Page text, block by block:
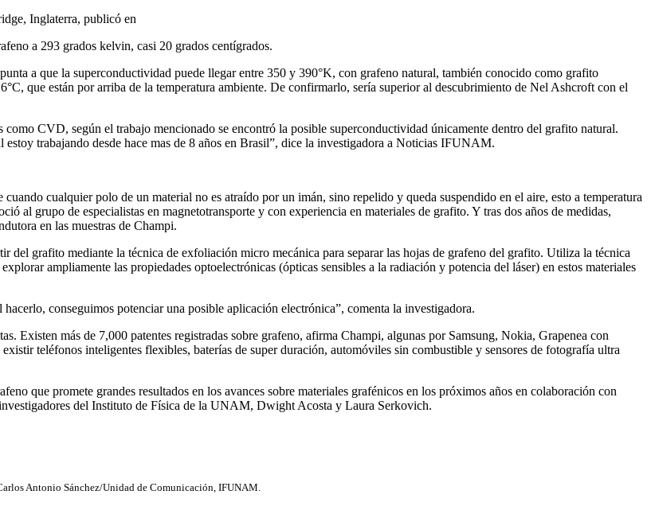
Inglaterra, publicó en
a 293 grados kelvin, casi 20 grados centígrados.
a que la superconductividad puede llegar entre 350 y 390°K, con grafeno natural, también conocido como grafito
que están por arriba de la temperatura ambiente. De confirmarlo, sería superior al descubrimiento de Nel Ashcroft con el
CVD, según el trabajo mencionado se encontró la posible superconductividad únicamente dentro del grafito natural.
trabajando desde hace mas de 8 años en Brasil”, dice la investigadora a Noticias IFUNAM.
cualquier polo de un material no es atraído por un imán, sino repelido y queda suspendido en el aire, esto a temperatura
al grupo de especialistas en magnetotransporte y con experiencia en materiales de grafito. Y tras dos años de medidas,
en las muestras de Champi.
del grafito mediante la técnica de exfoliación micro mecánica para separar las hojas de grafeno del grafito. Utiliza la técnica
ampliamente las propiedades optoelectrónicas (ópticas sensibles a la radiación y potencia del láser) en estos materiales
conseguimos potenciar una posible aplicación electrónica”, comenta la investigadora.
Existen más de 7,000 patentes registradas sobre grafeno, afirma Champi, algunas por Samsung, Nokia, Grapenea con
teléfonos inteligentes flexibles, baterías de super duración, automóviles sin combustible y sensores de fotografía ultra
que promete grandes resultados en los avances sobre materiales grafénicos en los próximos años en colaboración con
del Instituto de Física de la UNAM, Dwight Acosta y Laura Serkovich.
Antonio Sánchez/Unidad de Comunicación, IFUNAM.